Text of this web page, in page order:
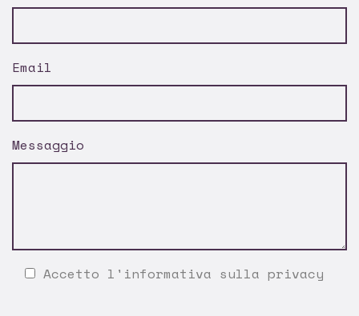
Email
Messaggio
Accetto l' informativa sulla privacy